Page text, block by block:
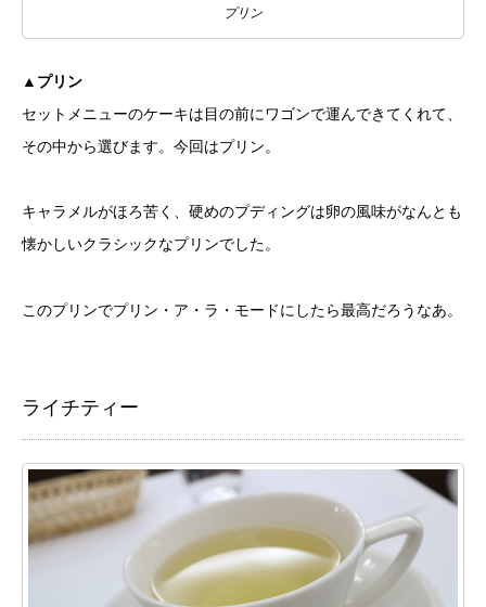
プリン
▲プリン
セットメニューのケーキは目の前にワゴンで運んできてくれて、
その中から選びます。今回はプリン。
キャラメルがほろ苦く、硬めのプディングは卵の風味がなんとも
懐かしいクラシックなプリンでした。
このプリンでプリン・ア・ラ・モードにしたら最高だろうなあ。
ライチティー